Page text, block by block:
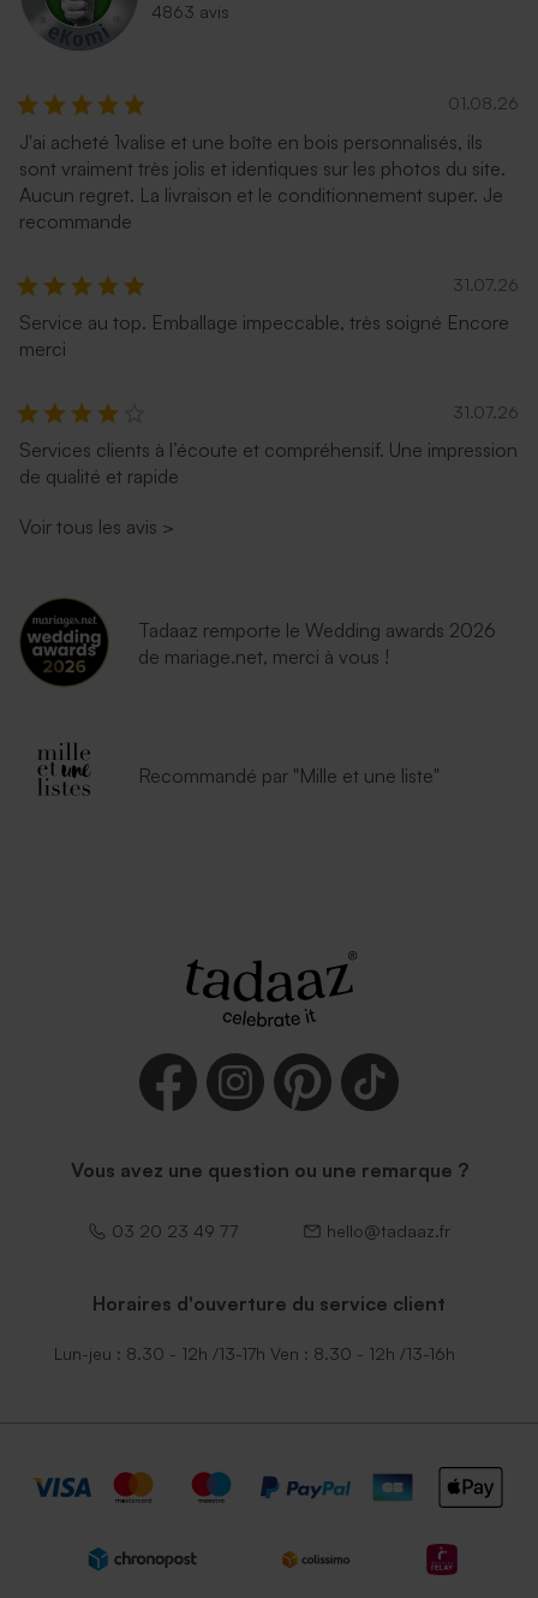
4863 avis
01.08.26
J'ai acheté 1valise et une boîte en bois personnalisés, ils
sont vraiment très jolis et identiques sur les photos du site.
Aucun regret. La livraison et le conditionnement super. Je
recommande
31.07.26
Service au top. Emballage impeccable, très soigné Encore
merci
31.07.26
Services clients à l’écoute et compréhensif. Une impression
de qualité et rapide
Voir tous les avis >
Tadaaz remporte le Wedding awards 2026
de mariage.net, merci à vous !
Recommandé par "Mille et une liste"
Vous avez une question ou une remarque ?
03 20 23 49 77 hello@tadaaz.fr
Horaires d'ouverture du service client
Lun-jeu : 8.30 - 12h /13-17h Ven : 8.30 - 12h /13-16h